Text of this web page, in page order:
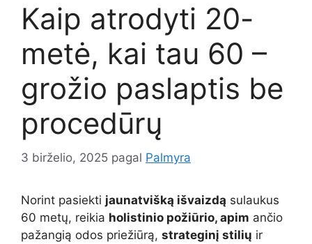
Kaip atrodyti 20-
metė, kai tau 60 –
grožio paslaptis be
procedūrų
3 birželio, 2025 pagal Palmyra
Norint pasiekti jaunatvišką išvaizdą sulaukus
60 metų, reikia holistinio požiūrio, apim ančio
pažangią odos priežiūrą, strateginį stilių ir